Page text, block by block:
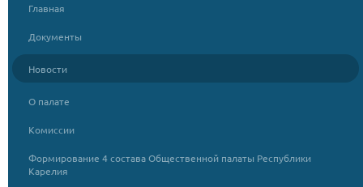
Главная
Документы
Новости
О палате
Комиссии
Формирование 4 состава Общественной палаты Республики
Карелия